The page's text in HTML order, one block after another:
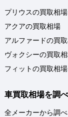
プリウスの買取相場
アクアの買取相場
アルファードの買
ヴォクシーの買取
フィットの買取相場
車買取相場を調
全メーカーから調